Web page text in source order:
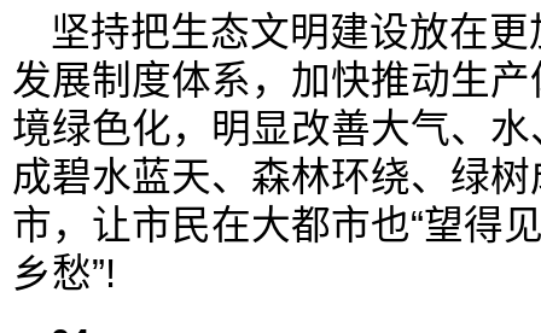
坚持把生态文明建设放在
发展制度体系，加快推动生
境绿色化，明显改善大气、
成碧水蓝天、森林环绕、绿
市，让市民在大都市也“望得
乡愁”!